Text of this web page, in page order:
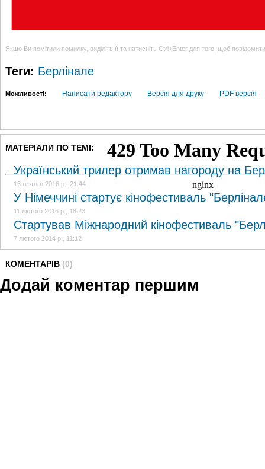
Якщо Ви помітили помилку, виділіть її та натисніть Ctrl+Enter для того, щоб
Теги: Берлінале
Можливості: Написати редактору Версія для друку PDF версія
МАТЕРІАЛИ ПО ТЕМІ:
Український трилер отримав нагороду на
16 лютого 2016 р., 21:44
У Німеччині стартує кінофестиваль
11 лютого 2016 р., 18:23
Стартував Міжнародний кінофестиваль
7 лютого 2014 р., 11:12
КОМЕНТАРІВ (0)
Додай коментар першим